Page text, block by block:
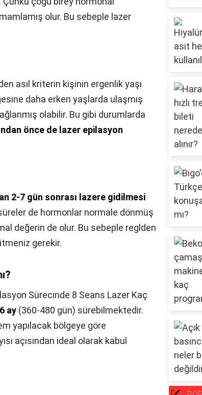
olur. Bu sebeple lazer
asıl kriterin kişinin ergenlik yaşı
daha erken yaşlarda ulaşmış
olabilir. Bu gibi durumlarda
önce de lazer epilasyon
2-7 gün sonrası lazere gidilmesi
de hormonlar normale dönmüş
değerin de olur. Bu sebeple reglden
gerekir.
Sürecinde 8 Seans Lazer Kaç
ay (360-480 gün) sürebilmektedir.
yapılacak bölgeye göre
açısından ideal olarak kabul